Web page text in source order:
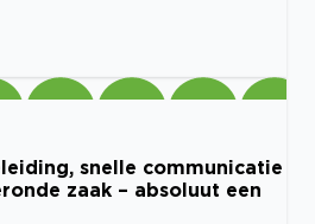
snelle communicatie
zaak – absoluut een